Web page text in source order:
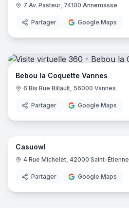
7 Av. Pasteur, 74100 Annemasse
Partager Google Maps
Bebou la Coquette Vannes
6 Bis Rue Billault, 56000 Vannes
Partager Google Maps
Casuowl
4 Rue Michelet, 42000 Saint-Étienne
Partager Google Maps